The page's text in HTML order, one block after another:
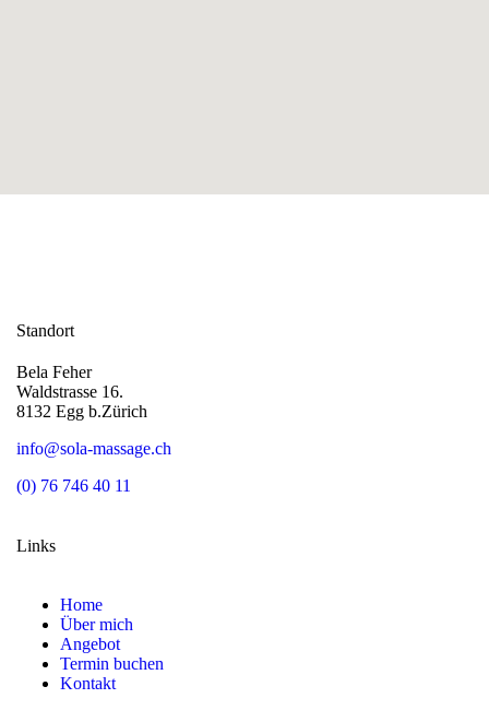
Standort
Bela Feher
Waldstrasse 16.
8132 Egg b.Zürich
info@sola-massage.ch
(0) 76 746 40 11
Links
Home
Über mich
Angebot
Termin buchen
Kontakt